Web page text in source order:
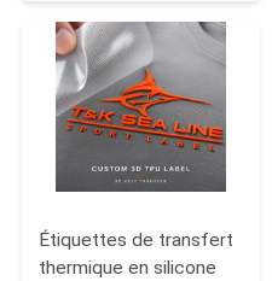
SITE
PRIVACY
POLICY
et marque de mode
Étiquettes de transfert
thermique en silicone